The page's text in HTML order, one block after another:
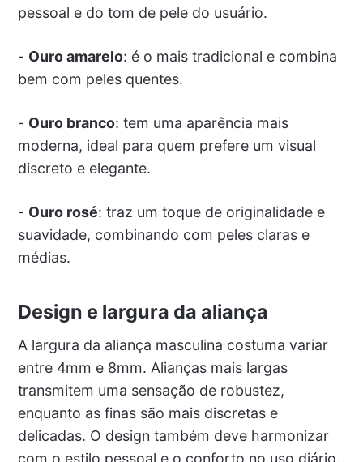
pessoal e do tom de pele do usuário.
- Ouro amarelo: é o mais tradicional e combina
bem com peles quentes.
- Ouro branco: tem uma aparência mais
moderna, ideal para quem prefere um visual
discreto e elegante.
- Ouro rosé: traz um toque de originalidade e
suavidade, combinando com peles claras e
médias.
Design e largura da aliança
A largura da aliança masculina costuma variar
entre 4mm e 8mm. Alianças mais largas
transmitem uma sensação de robustez,
enquanto as finas são mais discretas e
delicadas. O design também deve harmonizar
com o estilo pessoal e o conforto no uso diário.